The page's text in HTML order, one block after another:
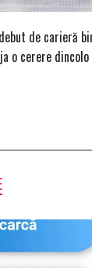
de carieră
o cerere